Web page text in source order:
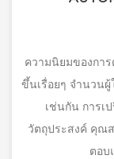
ความนิยมของกา
ขึ้นเรื่อยๆ จำนวน
เช่นกัน การเ
วัตถุประสงค์ คุณ
ตอบ